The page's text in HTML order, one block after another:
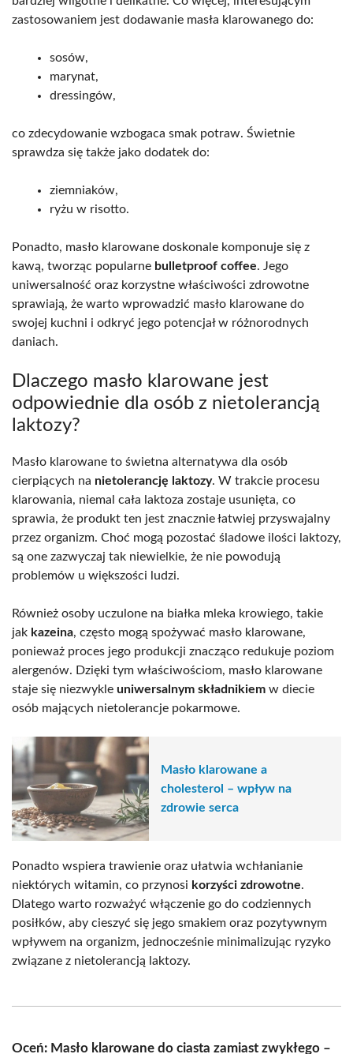
zastosowaniem jest dodawanie masła klarowanego do:
sosów,
marynat,
dressingów,
co zdecydowanie wzbogaca smak potraw. Świetnie
sprawdza się także jako dodatek do:
ziemniaków,
ryżu w risotto.
Ponadto, masło klarowane doskonale komponuje się z
kawą, tworząc popularne bulletproof coffee. Jego
uniwersalność oraz korzystne właściwości zdrowotne
sprawiają, że warto wprowadzić masło klarowane do
swojej kuchni i odkryć jego potencjał w różnorodnych
daniach.
Dlaczego masło klarowane jest
odpowiednie dla osób z nietolerancją
laktozy?
Masło klarowane to świetna alternatywa dla osób
cierpiących na nietolerancję laktozy. W trakcie procesu
klarowania, niemal cała laktoza zostaje usunięta, co
sprawia, że produkt ten jest znacznie łatwiej przyswajalny
przez organizm. Choć mogą pozostać śladowe ilości laktozy,
są one zazwyczaj tak niewielkie, że nie powodują
problemów u większości ludzi.
Również osoby uczulone na białka mleka krowiego, takie
jak kazeina, często mogą spożywać masło klarowane,
ponieważ proces jego produkcji znacząco redukuje poziom
alergenów. Dzięki tym właściwościom, masło klarowane
staje się niezwykle uniwersalnym składnikiem w diecie
osób mających nietolerancje pokarmowe.
Masło klarowane a
cholesterol – wpływ na
zdrowie serca
Ponadto wspiera trawienie oraz ułatwia wchłanianie
niektórych witamin, co przynosi korzyści zdrowotne.
Dlatego warto rozważyć włączenie go do codziennych
posiłków, aby cieszyć się jego smakiem oraz pozytywnym
wpływem na organizm, jednocześnie minimalizując ryzyko
związane z nietolerancją laktozy.
Oceń: Masło klarowane do ciasta zamiast zwykłego –